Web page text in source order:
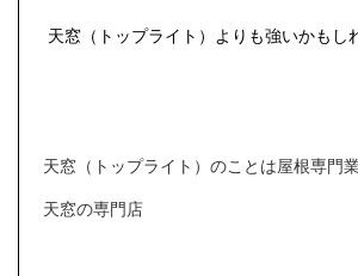
天窓（トップライト）よりも強いかもし
天窓（トップライト）のことは屋根専門
天窓の専門店